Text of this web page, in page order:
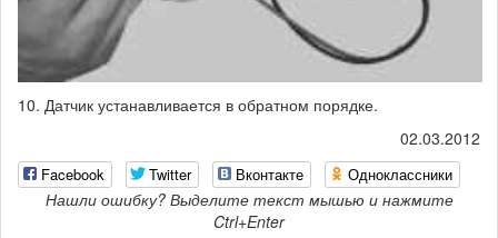
10. Датчик устанавливается в обратном порядке.
02.03.2012
Facebook Twitter Вконтакте Одноклассники
Нашли ошибку? Выделите текст мышью и нажмите
Ctrl+Enter